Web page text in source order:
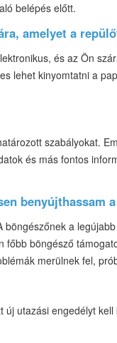
belépés előtt.
amelyet a
és az Ön
lehet kinyomtatni a
szabályokat.
és más fontos
benyújthassam
a
böngésző
merülnek fel,
új utazási engedélyt kell